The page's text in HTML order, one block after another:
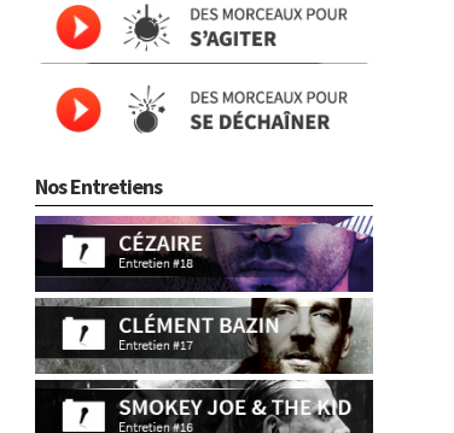
Nos Entretiens